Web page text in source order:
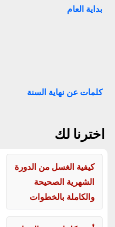
بداية العام
كلمات عن نهاية السنة
اخترنا لك
كيفية الغسل من الدورة
الشهرية الصحيحة
والكاملة بالخطوات